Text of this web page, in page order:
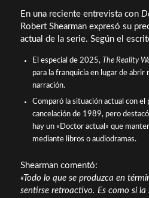
En una reciente entrevista con
Robert Shearman expresó su
actual de la serie. Según el
El especial de 2025, The Reality
para la franquicia en lugar de abrir
narración.
Comparó la situación actual con el
cancelación de 1989, pero
hay un «Doctor actual» que
mediante libros o audiodramas.
Shearman comentó:
«Todo lo que se produzca en
sentirse retroactivo. Es como si la